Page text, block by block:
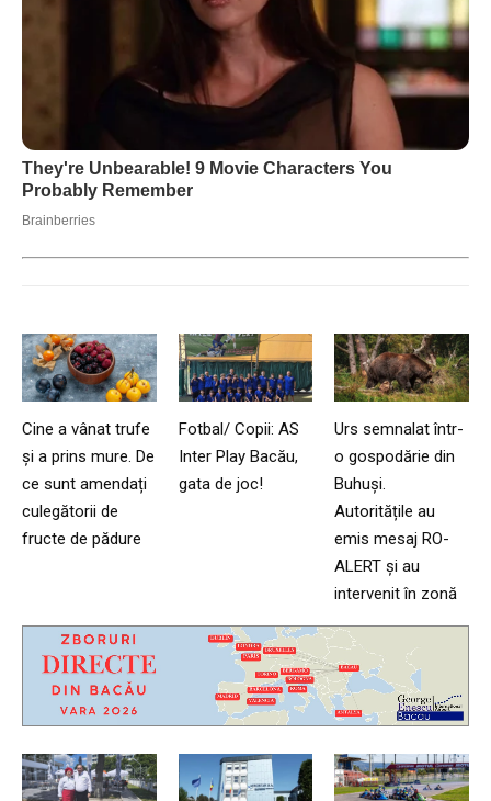
Cine a vânat trufe
și a prins mure. De
ce sunt amendați
culegătorii de
fructe de pădure
Fotbal/ Copii: AS
Inter Play Bacău,
gata de joc!
Urs semnalat într-
o gospodărie din
Buhuși.
Autoritățile au
emis mesaj RO-
ALERT și au
intervenit în zonă